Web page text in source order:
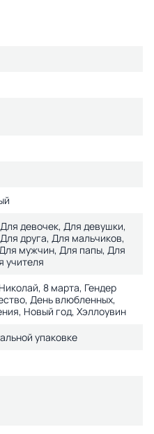
девочек, Для девушки,
друга, Для мальчиков,
мужчин, Для папы, Для
учителя
8 марта, Гендер
День влюбленных,
Новый год, Хэллоувин
упаковке